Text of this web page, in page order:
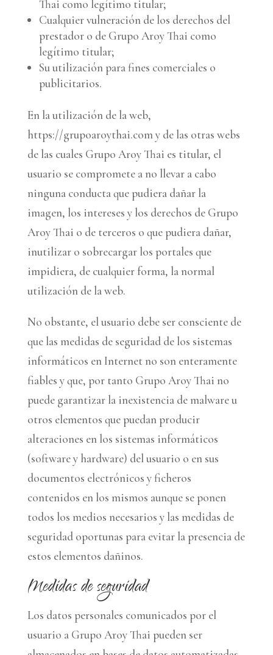
Thai como legítimo titular;
Cualquier vulneración de los derechos del
prestador o de Grupo Aroy Thai como
legítimo titular;
Su utilización para fines comerciales o
publicitarios.
En la utilización de la web,
https://grupoaroythai.com y de las otras webs
de las cuales Grupo Aroy Thai es titular, el
usuario se compromete a no llevar a cabo
ninguna conducta que pudiera dañar la
imagen, los intereses y los derechos de Grupo
Aroy Thai o de terceros o que pudiera dañar,
inutilizar o sobrecargar los portales que
impidiera, de cualquier forma, la normal
utilización de la web.
No obstante, el usuario debe ser consciente de
que las medidas de seguridad de los sistemas
informáticos en Internet no son enteramente
fiables y que, por tanto Grupo Aroy Thai no
puede garantizar la inexistencia de malware u
otros elementos que puedan producir
alteraciones en los sistemas informáticos
(software y hardware) del usuario o en sus
documentos electrónicos y ficheros
contenidos en los mismos aunque se ponen
todos los medios necesarios y las medidas de
seguridad oportunas para evitar la presencia de
estos elementos dañinos.
Medidas de seguridad
Los datos personales comunicados por el
usuario a Grupo Aroy Thai pueden ser